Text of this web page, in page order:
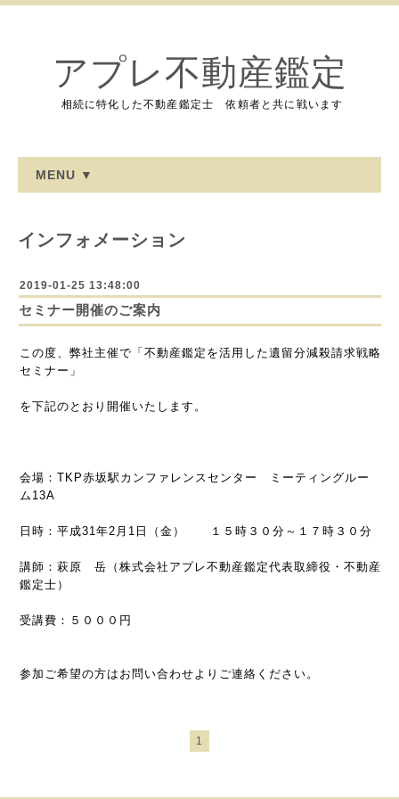
アプレ不動産鑑定
相続に特化した不動産鑑定士 依頼者と共に戦います
MENU ▼
インフォメーション
2019-01-25 13:48:00
セミナー開催のご案内
この度、弊社主催で「不動産鑑定を活用した遺留分減殺請求戦略
セミナー」
を下記のとおり開催いたします。
会場：TKP赤坂駅カンファレンスセンター ミーティングルー
ム13A
日時：平成31年2月1日（金） １５時３０分～１７時３０分
講師：萩原 岳（株式会社アプレ不動産鑑定代表取締役・不動産
鑑定士）
受講費：５０００円
参加ご希望の方はお問い合わせよりご連絡ください。
1